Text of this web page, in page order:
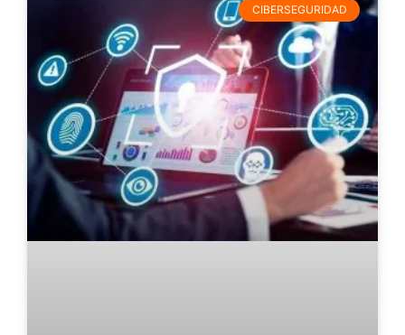
CIBERSEGURIDAD